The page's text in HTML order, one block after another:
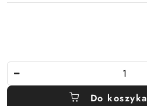
Do koszyka